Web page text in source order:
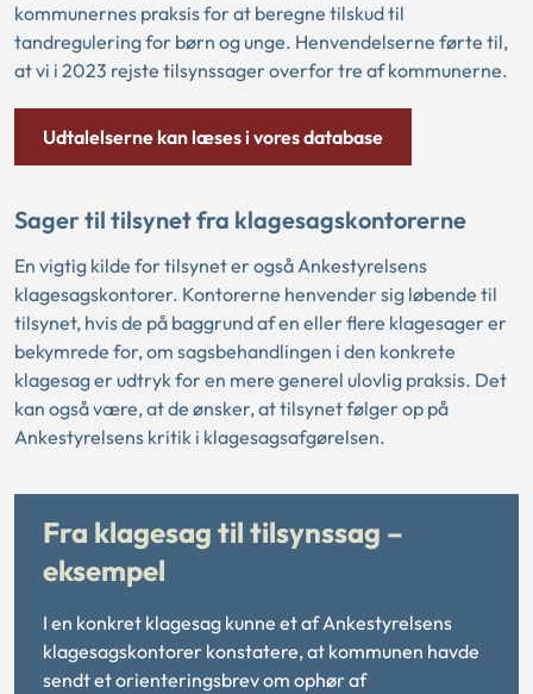
kommunernes praksis for at beregne tilskud til
tandregulering for børn og unge. Henvendelserne førte til,
at vi i 2023 rejste tilsynssager overfor tre af kommunerne.
Udtalelserne kan læses i vores database
Sager til tilsynet fra klagesagskontorerne
En vigtig kilde for tilsynet er også Ankestyrelsens
klagesagskontorer. Kontorerne henvender sig løbende til
tilsynet, hvis de på baggrund af en eller flere klagesager er
bekymrede for, om sagsbehandlingen i den konkrete
klagesag er udtryk for en mere generel ulovlig praksis. Det
kan også være, at de ønsker, at tilsynet følger op på
Ankestyrelsens kritik i klagesagsafgørelsen.
Fra klagesag til tilsynssag –
eksempel
I en konkret klagesag kunne et af Ankestyrelsens
klagesagskontorer konstatere, at kommunen havde
sendt et orienteringsbrev om ophør af